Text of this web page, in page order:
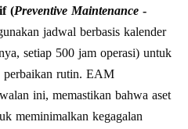
(Preventive Maintenance -
jadwal berbasis kalender
setiap 500 jam operasi) untuk
perbaikan rutin. EAM
ini, memastikan bahwa aset
meminimalkan kegagalan